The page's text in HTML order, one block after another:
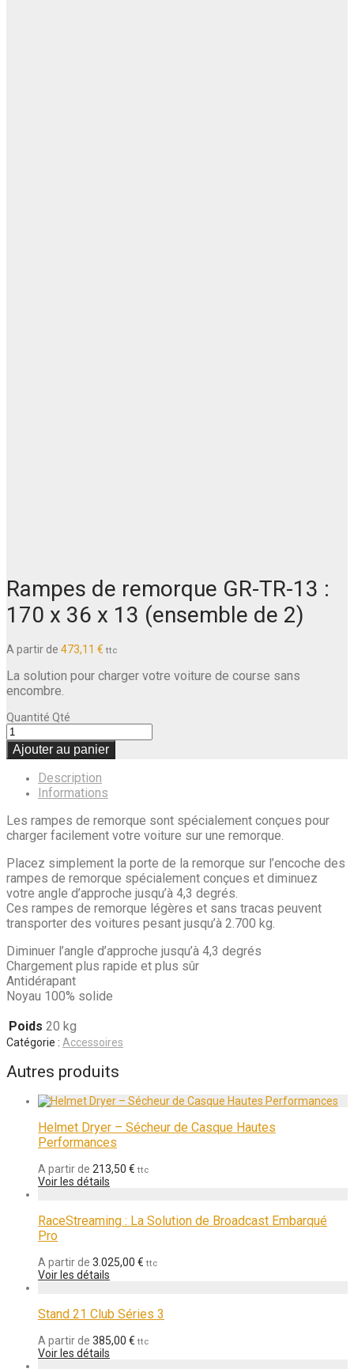
Rampes de remorque GR-TR-13 :
170 x 36 x 13 (ensemble de 2)
A partir de 473,11 € ttc
La solution pour charger votre voiture de course sans
encombre.
Quantité Qté
Ajouter au panier
Description
Informations
Les rampes de remorque sont spécialement conçues pour
charger facilement votre voiture sur une remorque.
Placez simplement la porte de la remorque sur l’encoche des
rampes de remorque spécialement conçues et diminuez
votre angle d’approche jusqu’à 4,3 degrés.
Ces rampes de remorque légères et sans tracas peuvent
transporter des voitures pesant jusqu’à 2.700 kg.
Diminuer l’angle d’approche jusqu’à 4,3 degrés
Chargement plus rapide et plus sûr
Antidérapant
Noyau 100% solide
Poids 20 kg
Catégorie : Accessoires
Autres produits
Helmet Dryer – Sécheur de Casque Hautes
Performances
A partir de 213,50 € ttc
Voir les détails
RaceStreaming : La Solution de Broadcast Embarqué
Pro
A partir de 3.025,00 € ttc
Voir les détails
Stand 21 Club Séries 3
A partir de 385,00 € ttc
Voir les détails